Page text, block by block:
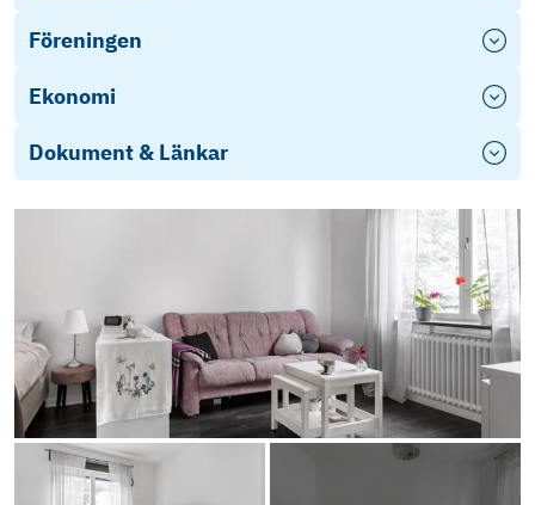
Föreningen
Ekonomi
Dokument & Länkar
Stadgar - 2024